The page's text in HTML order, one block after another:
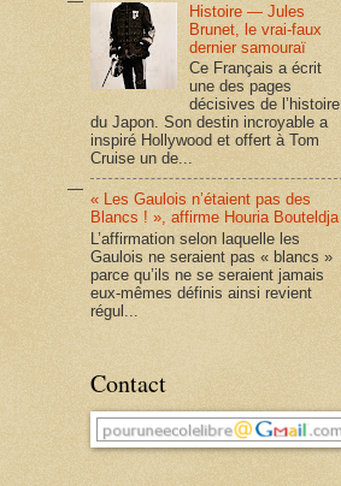
Histoire — Jules
Brunet, le vrai-faux
dernier samouraï
Ce Français a écrit
une des pages
décisives de l’histoire
du Japon. Son destin incroyable a
inspiré Hollywood et offert à Tom
Cruise un de...
« Les Gaulois n’étaient pas des
Blancs ! », affirme Houria Bouteldja
L’affirmation selon laquelle les
Gaulois ne seraient pas « blancs »
parce qu’ils ne se seraient jamais
eux-mêmes définis ainsi revient
régul...
Contact